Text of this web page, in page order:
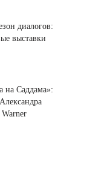
диалогов:
выставки
на Саддама»: